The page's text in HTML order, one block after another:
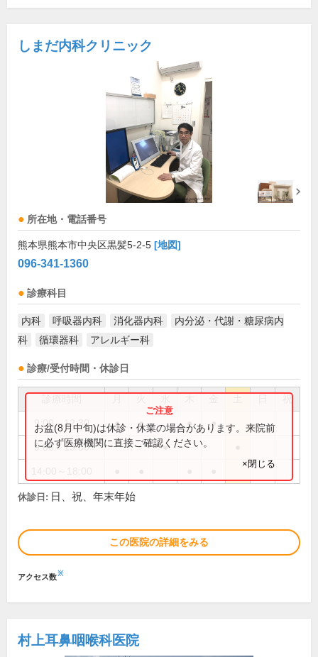
しまだ内科クリニック
所在地・電話番号
熊本県熊本市中央区黒髪5-2-5 [地図]
096-341-1360
診療科目
内科 呼吸器内科 消化器内科
内分泌・代謝・糖尿病内
科
循環器科 アレルギー科
診療/受付時間・休診日
祝
9:00～12:30 ● ● ● ●
9:00～13:00 ●
お盆(8月中旬)は休診・休業の場合があります。来院前
に必ず医療機関に直接ご確認ください。
×閉じる
休診日: 日、祝、年末年始
この医院の詳細をみる
アクセス数※
村上耳鼻咽喉科医院